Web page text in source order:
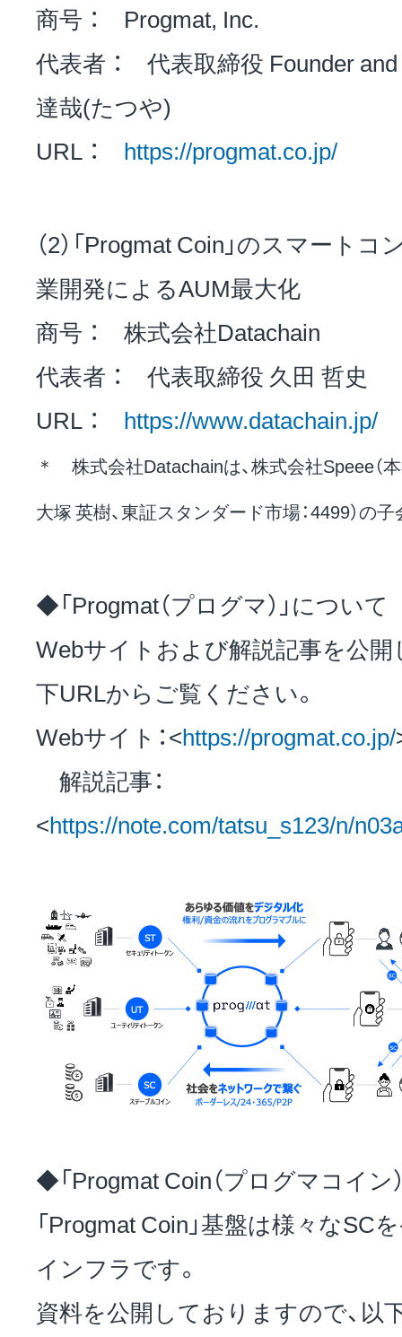
商号 ： Progmat, Inc.
代表者 ： 代表取締役 Founder
達哉(たつや)
URL ： https://progmat.co.jp/
（2）「Progmat Coin」のスマート
業開発によるAUM最大化
商号 ： 株式会社Datachain
代表者 ： 代表取締役 久田 哲史
URL ： https://www.datachain.jp/
＊ 株式会社Datachainは、株式会社Speee（本
大塚 英樹、東証スタンダード市場：4499）の
◆「Progmat（プログマ）」について
Webサイトおよび解説記事を公開
下URLからご覧ください。
Webサイト：<https://progmat.co.jp/
解説記事：
<https://note.com/tatsu_s123/n/
◆「Progmat Coin（プログマコイン
「Progmat Coin」基盤は様々なSC
インフラです。
資料を公開しておりますので、以